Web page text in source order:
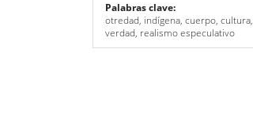
Palabras clave:
otredad, indígena, cuerpo, cultura,
verdad, realismo especulativo